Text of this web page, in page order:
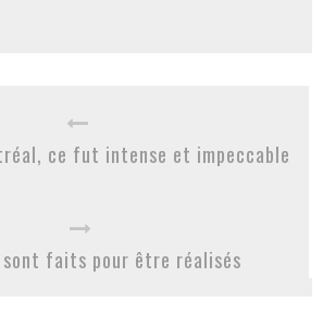
ce fut intense et impeccable
sont faits pour être réalisés